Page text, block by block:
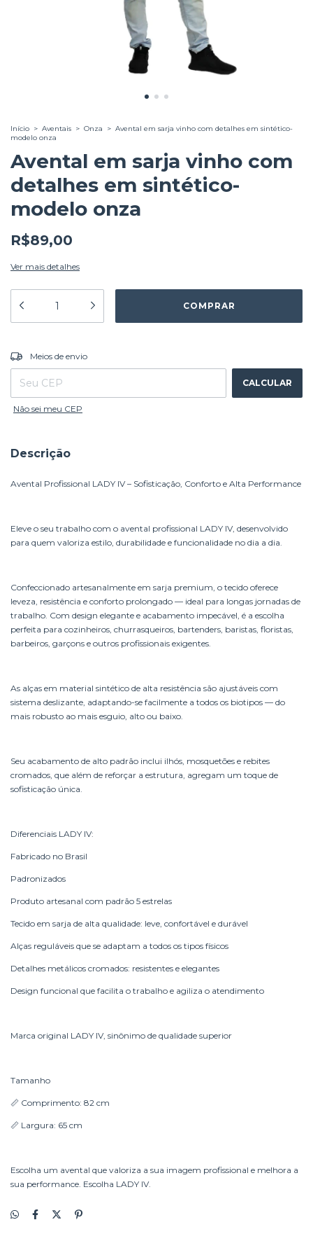
Início > Aventais > Onza > Avental em sarja vinho com detalhes em sintético-
modelo onza
Avental em sarja vinho com
detalhes em sintético-
modelo onza
R$89,00
Ver mais detalhes
Entregas para o CEP:
Meios de envio
CALCULAR
Não sei meu CEP
Descrição
Avental Profissional LADY IV – Sofisticação, Conforto e Alta Performance
Eleve o seu trabalho com o avental profissional LADY IV, desenvolvido
para quem valoriza estilo, durabilidade e funcionalidade no dia a dia.
Confeccionado artesanalmente em sarja premium, o tecido oferece
leveza, resistência e conforto prolongado — ideal para longas jornadas de
trabalho. Com design elegante e acabamento impecável, é a escolha
perfeita para cozinheiros, churrasqueiros, bartenders, baristas, floristas,
barbeiros, garçons e outros profissionais exigentes.
As alças em material sintético de alta resistência são ajustáveis com
sistema deslizante, adaptando-se facilmente a todos os biotipos — do
mais robusto ao mais esguio, alto ou baixo.
Seu acabamento de alto padrão inclui ilhós, mosquetões e rebites
cromados, que além de reforçar a estrutura, agregam um toque de
sofisticação única.
Diferenciais LADY IV:
Fabricado no Brasil
Padronizados
Produto artesanal com padrão 5 estrelas
Tecido em sarja de alta qualidade: leve, confortável e durável
Alças reguláveis que se adaptam a todos os tipos físicos
Detalhes metálicos cromados: resistentes e elegantes
Design funcional que facilita o trabalho e agiliza o atendimento
Marca original LADY IV, sinônimo de qualidade superior
Tamanho
📏 Comprimento: 82 cm
📏 Largura: 65 cm
Escolha um avental que valoriza a sua imagem profissional e melhora a
sua performance. Escolha LADY IV.